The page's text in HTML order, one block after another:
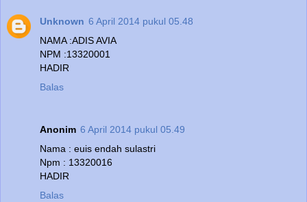
Unknown 6 April 2014 pukul 05.48
NAMA :ADIS AVIA
NPM :13320001
HADIR
Balas
Anonim 6 April 2014 pukul 05.49
Nama : euis endah sulastri
Npm : 13320016
HADIR
Balas